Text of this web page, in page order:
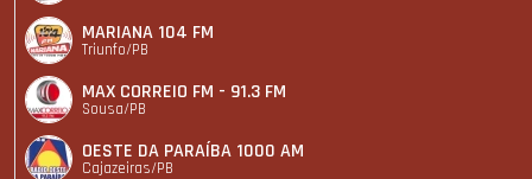
MARIANA 104 FM
Triunfo/PB
MAX CORREIO FM - 91.3 FM
Sousa/PB
OESTE DA PARAÍBA 1000 AM
Cajazeiras/PB